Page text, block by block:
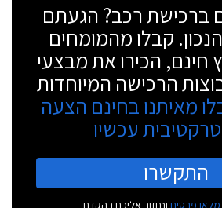
ברכישת רכב? הגעתם
קבלו מהמומחים
חינם, הכירו את מבצעי
הרכישה המיוחדות
מאיתנו בחינם הצעה
עכשיו
התקשרו
מלאו פרטים ונחזור אליכם בהקדם